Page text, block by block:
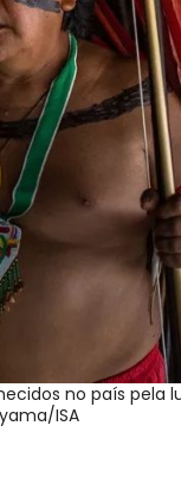
no país pela
ISA